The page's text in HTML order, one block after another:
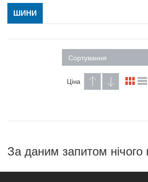
ШИНИ
Сортування
Ціна
За даним запитом